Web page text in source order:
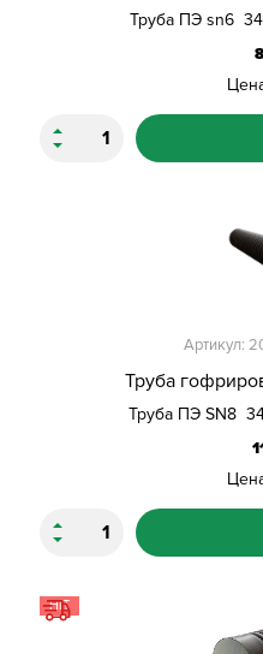
Труба ПЭ sn6
Труба
Труба ПЭ SN8
Артикул:
HIT